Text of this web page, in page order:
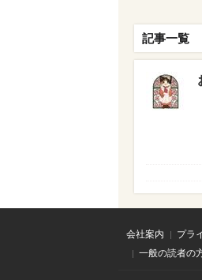
記事一覧
会社案内 プラ
一般の読者の